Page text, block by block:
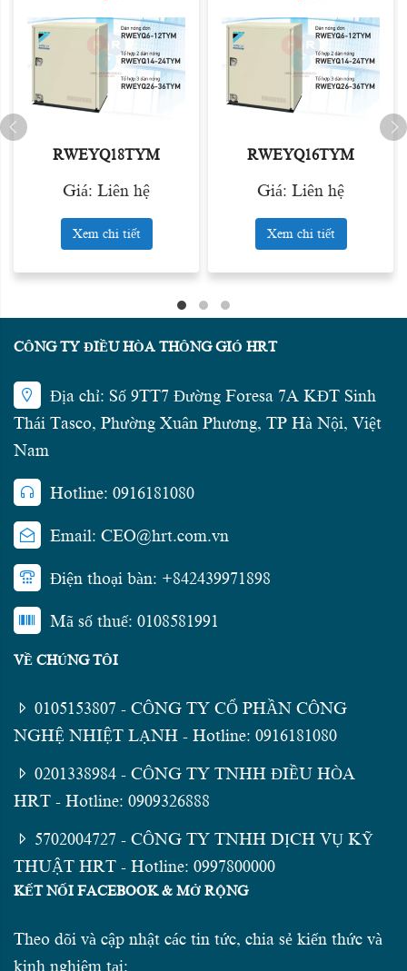
RWEYQ18TYM
Giá: Liên hệ
Xem chi tiết
RWEYQ16TYM
Giá: Liên hệ
Xem chi tiết
CÔNG TY ĐIỀU HÒA THÔNG GIÓ HRT
Địa chỉ: Số 9TT7 Đường Foresa 7A KĐT Sinh
Thái Tasco, Phường Xuân Phương, TP Hà Nội, Việt
Nam
Hotline: 0916181080
Email: CEO@hrt.com.vn
Điện thoại bàn: +842439971898
Mã số thuế: 0108581991
VỀ CHÚNG TÔI
0105153807 - CÔNG TY CỔ PHẦN CÔNG
NGHỆ NHIỆT LẠNH - Hotline: 0916181080
0201338984 - CÔNG TY TNHH ĐIỀU HÒA
HRT - Hotline: 0909326888
5702004727 - CÔNG TY TNHH DỊCH VỤ KỸ
THUẬT HRT - Hotline: 0997800000
KẾT NỐI FACEBOOK & MỞ RỘNG
Theo dõi và cập nhật các tin tức, chia sẻ kiến thức và
kinh nghiệm tại: